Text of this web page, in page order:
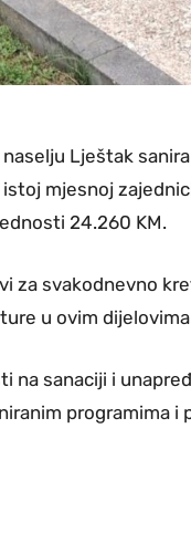
Lještak
mjesnoj
24.260 KM.
za svakodnevno
u ovim
na sanaciji i
programima i